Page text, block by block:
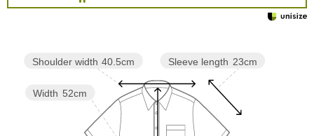
Sleeve length 23cm
Width 52cm
Shoulder width 40.5cm